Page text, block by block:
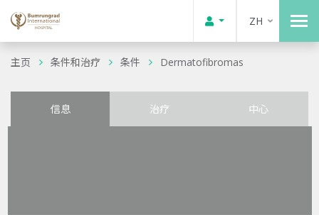
ZH
主页 条件和治疗 条件 Dermatofibromas
信息 治疗 中心